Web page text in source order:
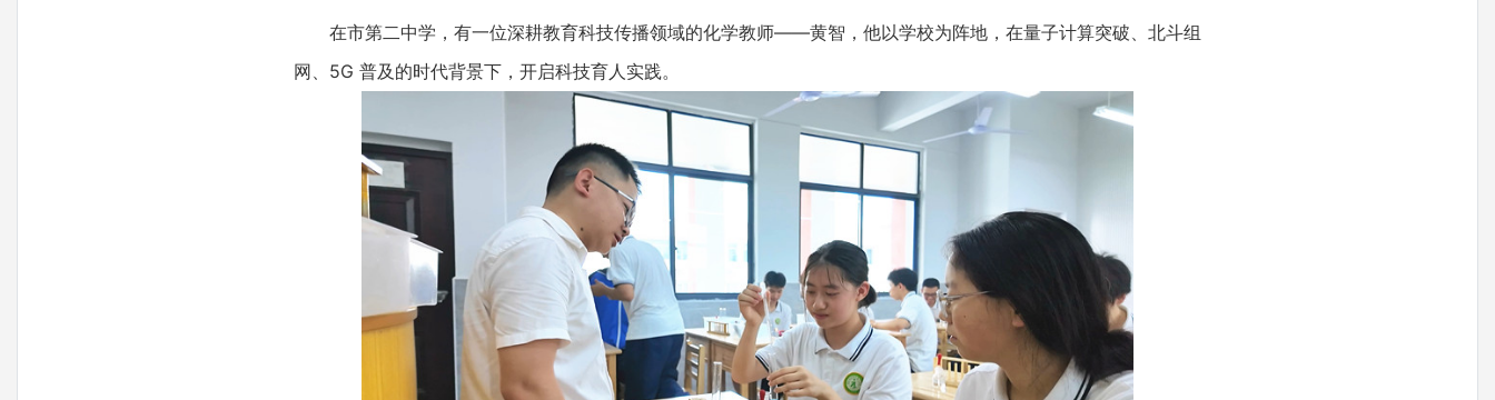
在市第二中学，有一位深耕教育科技传播领域的化学教师——黄智，他以学校为阵地，在量子计算突破、北斗组
网、5G 普及的时代背景下，开启科技育人实践。